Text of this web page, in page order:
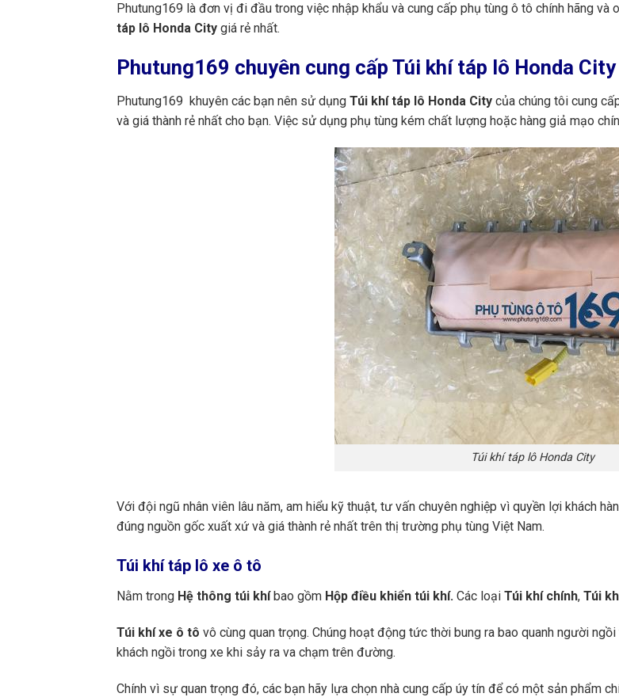
Phutung169 là đơn vị đi đầu trong việc nhập khẩu và cung cấp phụ tùng ô tô chính hãng và
táp lô Honda City giá rẻ nhất.
Phutung169 chuyên cung cấp Túi khí táp lô Honda
Phutung169 khuyên các bạn nên sử dụng Túi khí táp lô Honda City của chúng tôi cung
và giá thành rẻ nhất cho bạn. Việc sử dụng phụ tùng kém chất lượng hoặc hàng giả mạo
Túi khí táp lô Honda City
Với đội ngũ nhân viên lâu năm, am hiểu kỹ thuật, tư vấn chuyên nghiệp vì quyền lợi khách
đúng nguồn gốc xuất xứ và giá thành rẻ nhất trên thị trường phụ tùng Việt Nam.
Túi khí táp lô xe ô tô
Nằm trong Hệ thông túi khíbao gồm Hộp điều khiển túi khí. Các loại Túi khí chính, Túi
Túi khí xe ô tô vô cùng quan trọng. Chúng hoạt động tức thời bung ra bao quanh người
khách ngồi trong xe khi sảy ra va chạm trên đường.
Chính vì sự quan trọng đó, các bạn hãy lựa chọn nhà cung cấp úy tín để có một sản phẩm